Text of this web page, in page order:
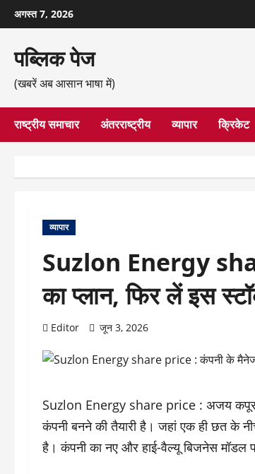
छोड़कर
सामग्री
अगस्त 7, 2026
पब्लिक पेज
(खबरें अब आसान भाषा में)
राष्ट्रीय समाचार अंतरराष्ट्रीय व्यापार क्रिकेट
व्यापार
Suzlon Energy
का प्लान, फिर लें इस
Editor जून 3, 2026
Suzlon Energy share price : अजय कपूर
कंपनी बनने की तैयारी है। जहां एक ही छत के
है। कंपनी का नए और हाई-वैल्यू बिजनेस मॉडल